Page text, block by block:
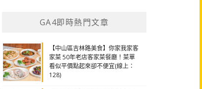
GA4即時熱門文章
【中山區吉林路美食】你家我家客
家菜 50年老店客家菜餐廳！菜單
看似平價點起來卻不便宜(線上：
128)